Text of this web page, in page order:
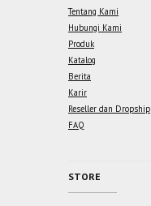
Tentang Kami
Hubungi Kami
Produk
Katalog
Berita
Karir
Reseller dan Dropship
FAQ
STORE